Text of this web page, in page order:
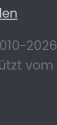
2026
vom